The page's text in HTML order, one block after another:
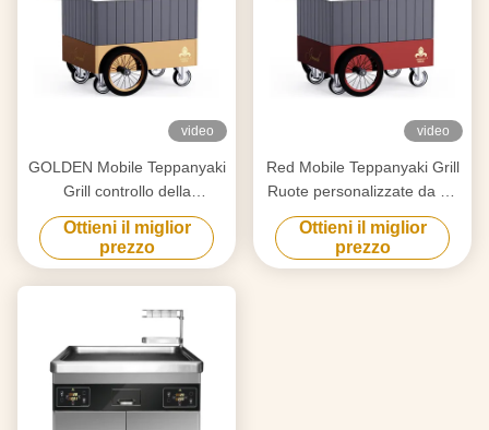
video
GOLDEN Mobile Teppanyaki
Grill controllo della
temperatura intelligente e
preciso libera circolazione
Food grade board Hibachi
Grill Table
Ottieni il miglior
prezzo
video
Red Mobile Teppanyaki Grill
Ruote personalizzate da 16
pollici Libero movimento
Materiale alimentare Hibachi
Grill Table
Ottieni il miglior
prezzo